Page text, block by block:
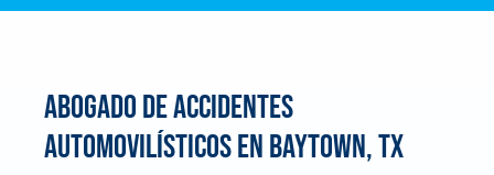
Abogado de Accidentes
Automovilísticos en Baytown, TX